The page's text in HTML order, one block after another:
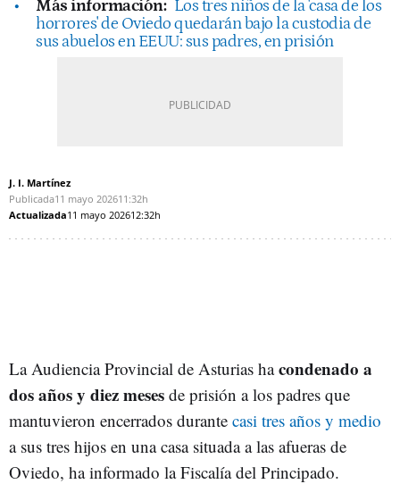
Más información: Los tres niños de la 'casa de los
horrores' de Oviedo quedarán bajo la custodia de
sus abuelos en EEUU: sus padres, en prisión
J. I. Martínez
Publicada11 mayo 202611:32h
Actualizada11 mayo 202612:32h
La Audiencia Provincial de Asturias hacondenado a
dos años y diez meses de prisión a los padres que
mantuvieron encerrados durante casi tres años y medio
a sus tres hijos en una casa situada a las afueras de
Oviedo, ha informado la Fiscalía del Principado.